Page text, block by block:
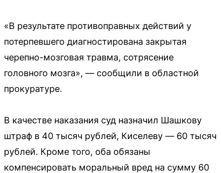
«В результате противоправных действий у
потерпевшего диагностирована закрытая
черепно-мозговая травма, сотрясение
головного мозга», — сообщили в областной
прокуратуре.
В качестве наказания суд назначил Шашкову
штраф в 40 тысяч рублей, Киселеву — 60 тысяч
рублей. Кроме того, оба обязаны
компенсировать моральный вред на сумму 60